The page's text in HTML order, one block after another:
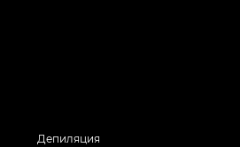
Депиляция